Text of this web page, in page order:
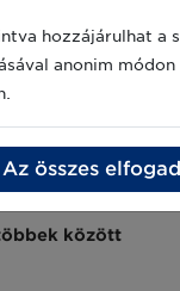
hanem a
egyre szigorodó
egy márka
folyamatok is
között
hozzájárulhat a
anonim módon
Az összes